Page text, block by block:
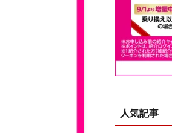
人気記事